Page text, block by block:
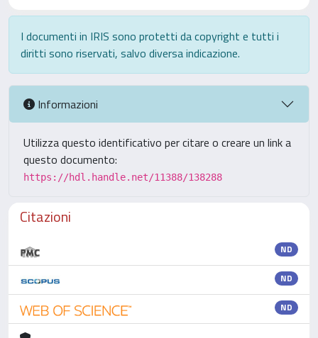
I documenti in IRIS sono protetti da copyright e tutti i
diritti sono riservati, salvo diversa indicazione.
Informazioni
Utilizza questo identificativo per citare o creare un link a
questo documento:
https://hdl.handle.net/11388/138288
Citazioni
ND
ND
ND